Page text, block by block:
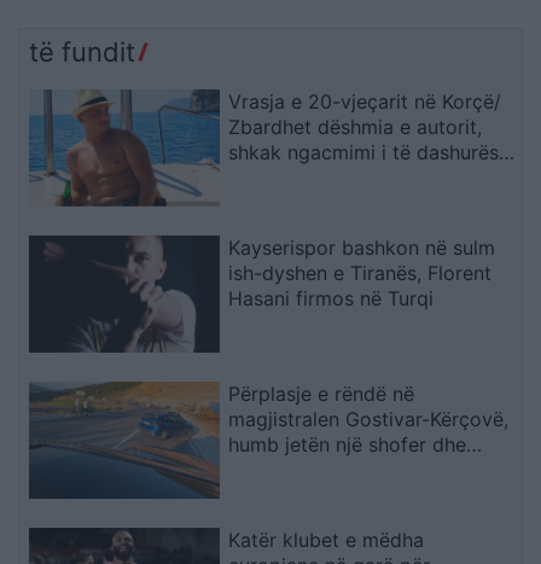
të fundit
Vrasja e 20-vjeçarit në Korçë/
Zbardhet dëshmia e autorit,
shkak ngacmimi i të dashurës
Kayserispor bashkon në sulm
ish-dyshen e Tiranës, Florent
Hasani firmos në Turqi
Përplasje e rëndë në
magjistralen Gostivar-Kërçovë,
humb jetën një shofer dhe
Katër klubet e mëdha